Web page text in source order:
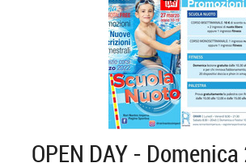
OPEN DAY -